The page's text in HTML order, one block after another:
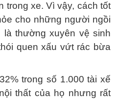
trong xe. Vì vậy, cách tốt
cho những người ngồi
là thường xuyên vệ sinh
quen xấu vứt rác bừa
trong số 1.000 tài xế
thất của họ nhưng rất